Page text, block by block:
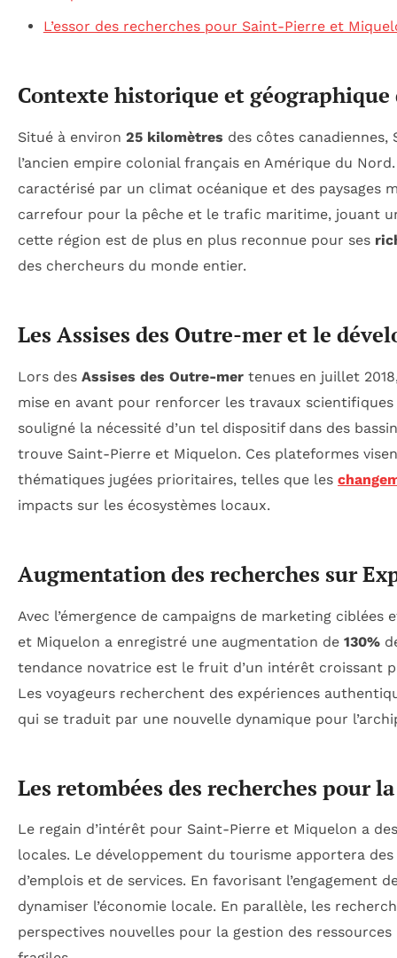
L’essor des recherches pour Saint-Pierre et
Contexte historique et
Situé à environ 25 kilomètres des côtes
l’ancien empire colonial français en Amérique du
caractérisé par un climat océanique et des paysages
carrefour pour la pêche et le trafic maritime, jouant
cette région est de plus en plus reconnue pour ses
des chercheurs du monde entier.
Les Assises des Outre-mer et le
Lors des Assises des Outre-mer tenues en juillet
mise en avant pour renforcer les travaux
souligné la nécessité d’un tel dispositif dans des
trouve Saint-Pierre et Miquelon. Ces plateformes
thématiques jugées prioritaires, telles que les
impacts sur les écosystèmes locaux.
Augmentation des recherches sur
Avec l’émergence de campaigns de marketing
et Miquelon a enregistré une augmentation de 130%
tendance novatrice est le fruit d’un intérêt croissant
Les voyageurs recherchent des expériences
qui se traduit par une nouvelle dynamique pour
Les retombées des recherches pour
Le regain d’intérêt pour Saint-Pierre et Miquelon a
locales. Le développement du tourisme apportera des
d’emplois et de services. En favorisant l’engagement
dynamiser l’économie locale. En parallèle, les
perspectives nouvelles pour la gestion des